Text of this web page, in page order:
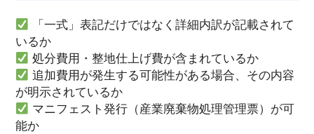
「一式」表記だけではなく詳細内訳が記載されて
いるか
処分費用・整地仕上げ費が含まれているか
追加費用が発生する可能性がある場合、その内容
が明示されているか
マニフェスト発行（産業廃棄物処理管理票）が可
能か